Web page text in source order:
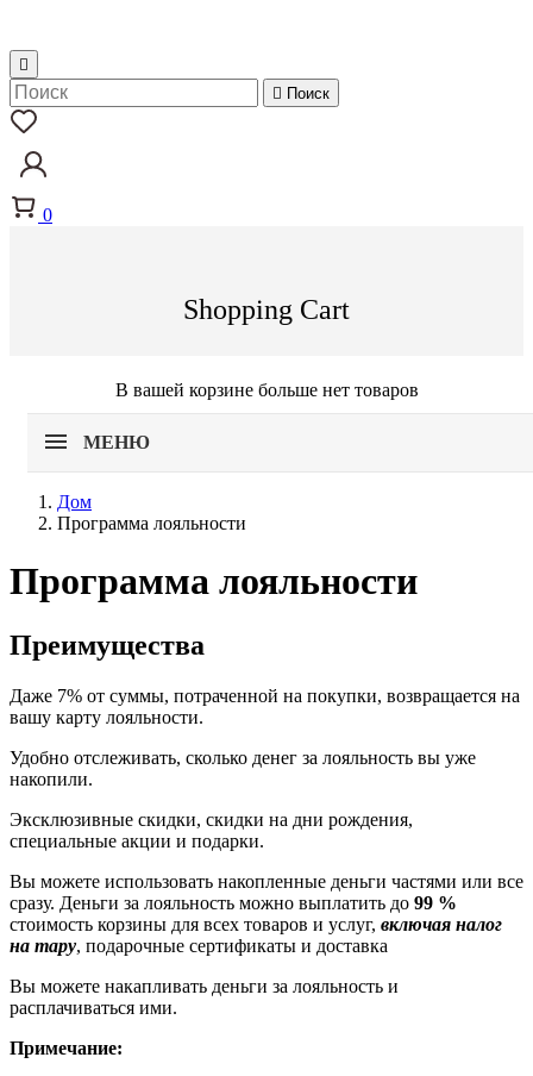

 Поиск
0
Shopping Cart
В вашей корзине больше нет товаров
МЕНЮ
Дом
Программа лояльности
Программа лояльности
Преимущества
Даже 7% от суммы, потраченной на покупки, возвращается на
вашу карту лояльности.
Удобно отслеживать, сколько денег за лояльность вы уже
накопили.
Эксклюзивные скидки, скидки на дни рождения,
специальные акции и подарки.
Вы можете использовать накопленные деньги частями или все
сразу. Деньги за лояльность можно выплатить до 99 %
стоимость корзины для всех товаров и услуг, включая налог
на тару, подарочные сертификаты и доставка
Вы можете накапливать деньги за лояльность и
расплачиваться ими.
Примечание: